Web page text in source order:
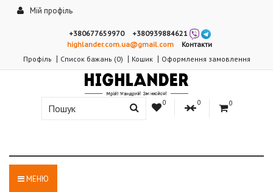
Мій профіль
+380677659970
+380939884621
highlander.com.ua@gmail.com
Контакти
Профіль
Список бажань (0) Кошик Оформлення замовлення
0 0 0
МЕНЮ